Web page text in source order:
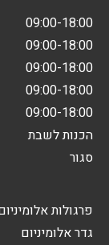
09:00-18:00
09:00-18:00
09:00-18:00
09:00-18:00
09:00-18:00
הכנות לשבת
סגור
פרגולות
גדר אלומיניום